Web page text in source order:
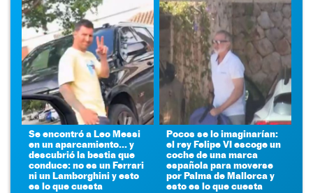
Se encontró a Leo Messi
en un aparcamiento... y
descubrió la bestia que
conduce: no es un Ferrari
ni un Lamborghini y esto
es lo que cuesta
Pocos se lo imaginarían:
el rey Felipe VI escoge un
coche de una marca
española para moverse
por Palma de Mallorca y
esto es lo que cuesta